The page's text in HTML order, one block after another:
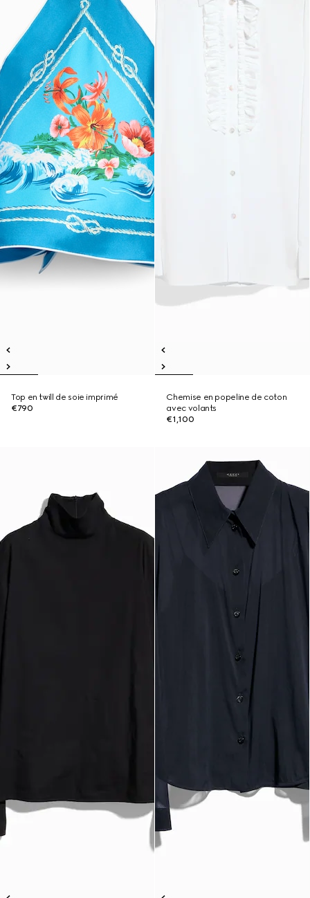
Top en twill de soie imprimé
€790
Chemise en popeline de coton
avec volants
€1,100